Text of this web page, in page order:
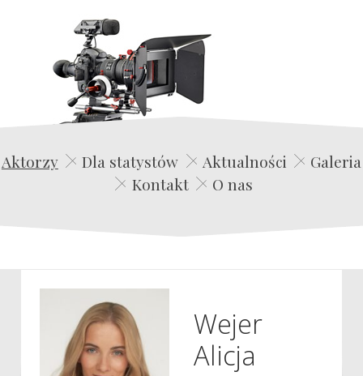
Edwin Film Agencja Aktorska
Aktorzy Dla statystów Aktualności
Galeria
Kontakt
O nas
Wejer
Alicja